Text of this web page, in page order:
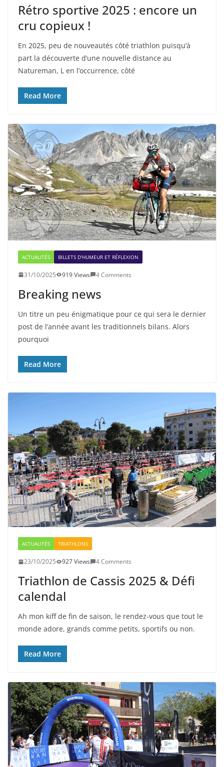
Rétro sportive 2025 : encore un
cru copieux !
En 2025, peu de nouveautés côté triathlon puisqu’à
part la découverte d’une nouvelle distance au
Natureman, L en l’occurrence, côté
Read More
ACTUALITÉS BILLETS D'HUMEUR ET RÉFLEXION
31/10/2025 919 Views 4 Comments
Breaking news
Un titre un peu énigmatique pour ce qui sera le dernier
post de l’année avant les traditionnels bilans. Alors
pourquoi
Read More
ACTUALITÉS TRIATHLONS
23/10/2025 927 Views 4 Comments
Triathlon de Cassis 2025 & Défi
calendal
Ah mon kiff de fin de saison, le rendez-vous que tout le
monde adore, grands comme petits, sportifs ou non.
Read More